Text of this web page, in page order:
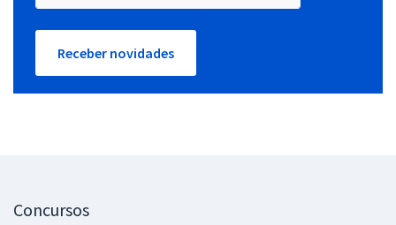
Receber novidades
Concursos